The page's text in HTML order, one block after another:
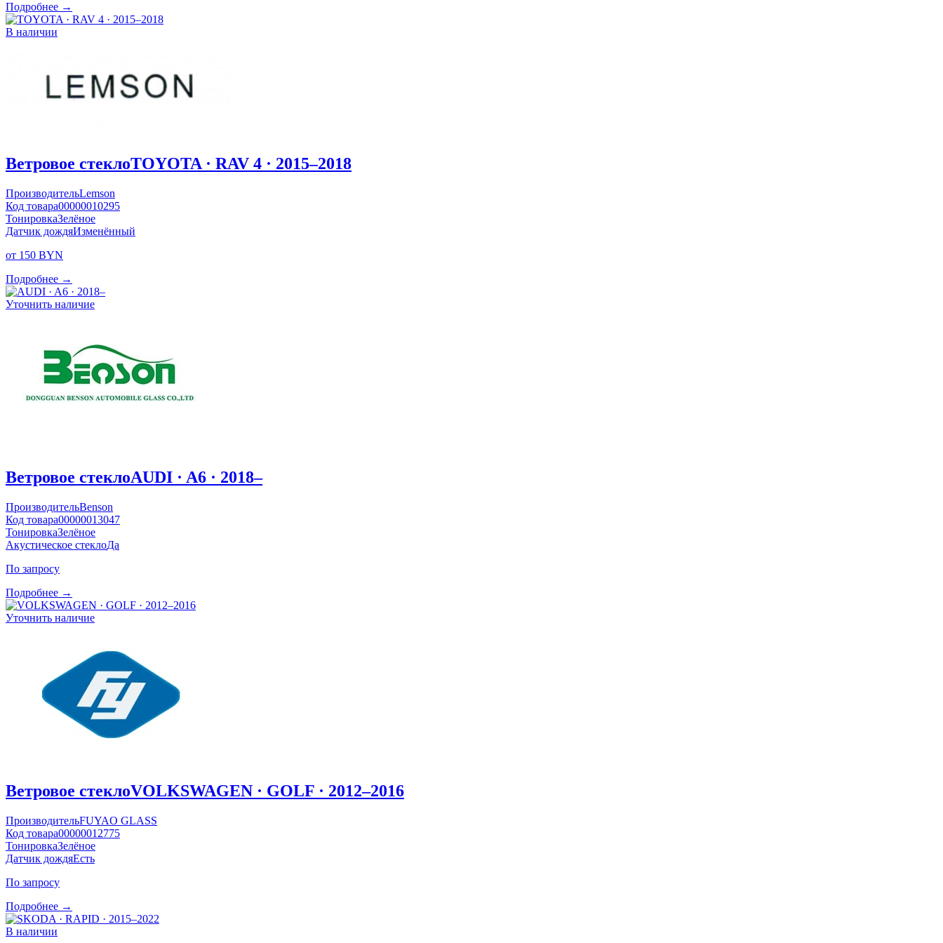
Подробнее →
В наличии
Ветровое стеклоTOYOTA · RAV 4 · 2015–2018
ПроизводительLemson
Код товара00000010295
ТонировкаЗелёное
Датчик дождяИзменённый
от 150 BYN
Подробнее →
Уточнить наличие
Ветровое стеклоAUDI · A6 · 2018–
ПроизводительBenson
Код товара00000013047
ТонировкаЗелёное
Акустическое стеклоДа
По запросу
Подробнее →
Уточнить наличие
Ветровое стеклоVOLKSWAGEN · GOLF · 2012–2016
ПроизводительFUYAO GLASS
Код товара00000012775
ТонировкаЗелёное
Датчик дождяЕсть
По запросу
Подробнее →
В наличии